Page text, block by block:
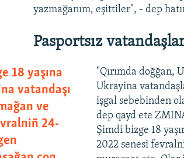
yazmağanım, eşittiler", - dep
Pasportsız
18 yaşına
vatandaşı
ve
24-
"Qırımda doğğan,
Ukrayina
işgal sebebinden
dep qayd ete
Şimdi bizge 18
2022 senesi